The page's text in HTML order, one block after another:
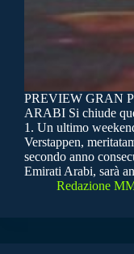
PREVIEW GRAN
ARABI Si chiude
1. Un ultimo
Verstappen,
secondo anno
Emirati Arabi, sarà
Redazione